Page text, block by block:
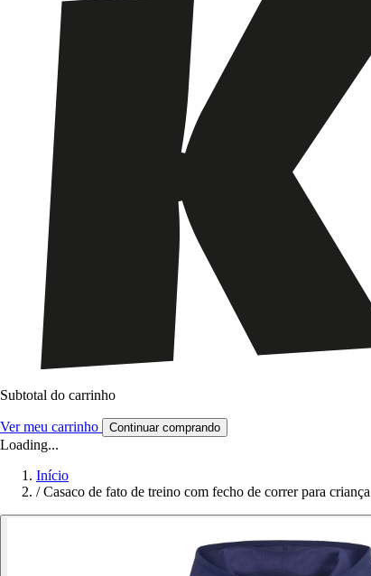
Subtotal do carrinho
Ver meu carrinho Continuar comprando
Loading...
Início
/ Casaco de fato de treino com fecho de correr para